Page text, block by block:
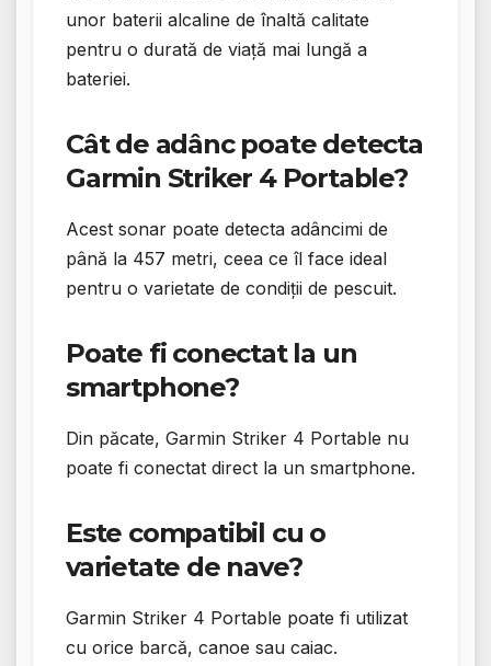
unor baterii alcaline de înaltă calitate
pentru o durată de viață mai lungă a
bateriei.
Cât de adânc poate detecta
Garmin Striker 4 Portable?
Acest sonar poate detecta adâncimi de
până la 457 metri, ceea ce îl face ideal
pentru o varietate de condiții de pescuit.
Poate fi conectat la un
smartphone?
Din păcate, Garmin Striker 4 Portable nu
poate fi conectat direct la un smartphone.
Este compatibil cu o
varietate de nave?
Garmin Striker 4 Portable poate fi utilizat
cu orice barcă, canoe sau caiac.